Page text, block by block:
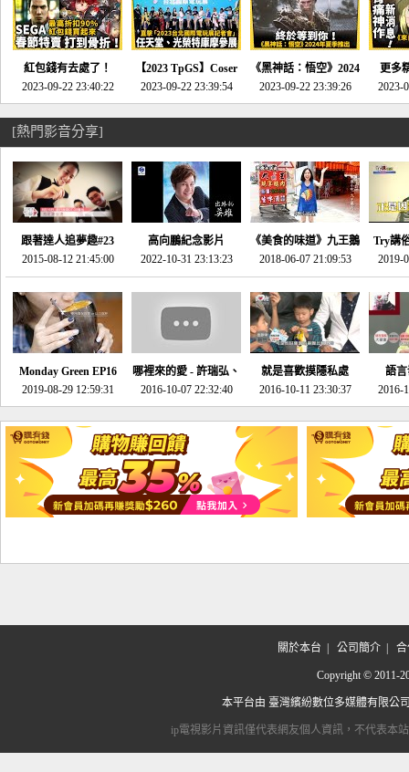
20230125
紅包錢有去處了！
SEGA春節特賣 超過85
款遊戲打到骨折-電玩
宅速配20230119
2023-09-22 23:40:22
【2023 TpGS】Coser
和Show Girl搶先看！
直擊展前記者會-電玩
2023-09-22 23:39:54
《黑神話：悟空》2024
年夏季推出！確定不會
延期齁？-電玩宅速配
2023-09-22 23:39:26
更多
《來
金鄉
2023-
[熱門影音分享]
跟著達人追夢趣#23
promo-我想開間咖啡
館(謝佳凌)
2015-08-12 21:45:00
高向鵬紀念影片
2022-10-31 23:13:23
《美食的味道》九王鵝
肉
2018-06-07 21:09:53
Try講
2019-
Monday Green EP16
超意外~環保原來可以
邊玩邊做！
2019-08-29 12:59:31
哪裡來的愛 - 許瑞弘、
李其芬
2016-10-07 22:32:40
就是喜歡摸隱私處
2016-10-11 23:30:37
語
2016-
關於本台 公司簡介| 合
Copyright © 2011-
本平台由 臺灣繽紛數位多媒體有限公
ip電視影片資訊僅代表網友個人資訊，不代表本